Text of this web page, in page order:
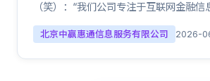
（笑）：“我们公司专注于互联网金融
北京中赢惠通信息服务有限公司 2026-